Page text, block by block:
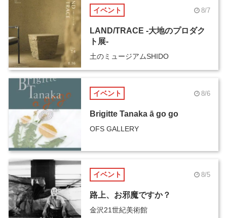
イベント 8/7
LAND/TRACE -大地のプロダク
ト展-
土のミュージアムSHIDO
イベント 8/6
Brigitte Tanaka ā go go
OFS GALLERY
イベント 8/5
路上、お邪魔ですか？
金沢21世紀美術館